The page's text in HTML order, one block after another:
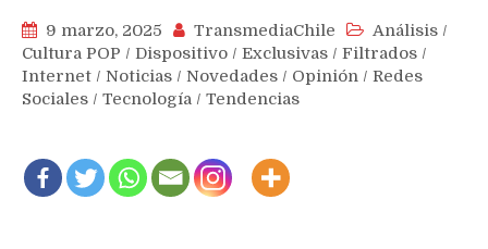
9 marzo, 2025 TransmediaChile Análisis /
Cultura POP / Dispositivo / Exclusivas / Filtrados /
Internet / Noticias / Novedades / Opinión / Redes
Sociales / Tecnología / Tendencias